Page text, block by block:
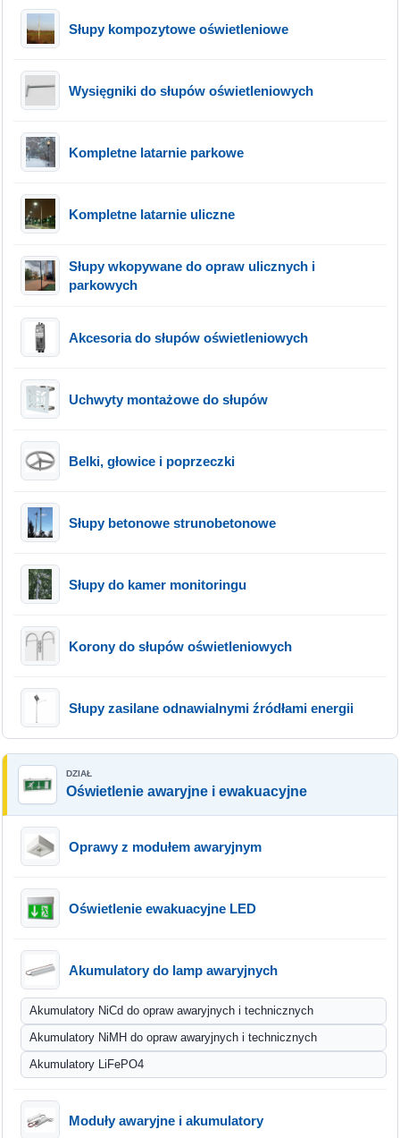
Słupy kompozytowe oświetleniowe
Wysięgniki do słupów oświetleniowych
Kompletne latarnie parkowe
Kompletne latarnie uliczne
Słupy wkopywane do opraw ulicznych i
parkowych
Akcesoria do słupów oświetleniowych
Uchwyty montażowe do słupów
Belki, głowice i poprzeczki
Słupy betonowe strunobetonowe
Słupy do kamer monitoringu
Korony do słupów oświetleniowych
Słupy zasilane odnawialnymi źródłami energii
Oświetlenie awaryjne i ewakuacyjne
Oprawy z modułem awaryjnym
Oświetlenie ewakuacyjne LED
Akumulatory do lamp awaryjnych
Akumulatory NiCd do opraw awaryjnych i technicznych
Akumulatory NiMH do opraw awaryjnych i technicznych
Akumulatory LiFePO4
Moduły awaryjne i akumulatory